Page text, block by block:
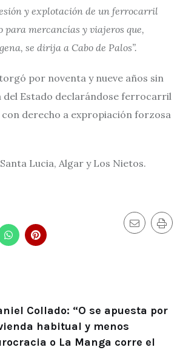
y explotación de un ferrocarril
para mercancías y viajeros que,
se dirija a Cabo de Palos”.
por noventa y nueve años sin
del Estado declarándose ferrocarril
derecho a expropiación forzosa
Lucia, Algar y Los Nietos.
Collado: “O se apuesta por
habitual y menos
o La Manga corre el